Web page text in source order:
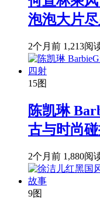
泡泡大片
2个月前 1,213阅
15图
陈凯琳
古与时尚
2个月前 1,880阅
9图